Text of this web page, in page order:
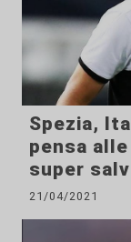
Spezia,
pensa
super
21/04/2021